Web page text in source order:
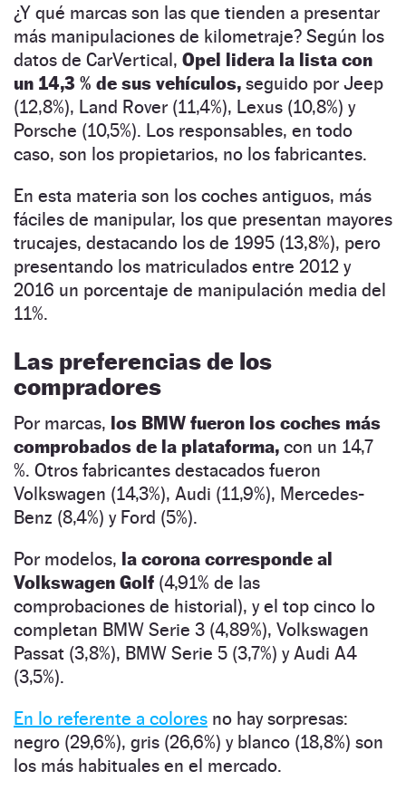
¿Y qué marcas son las que tienden a presentar
más manipulaciones de kilometraje? Según los
datos de CarVertical, Opel lidera la lista con
un 14,3 % de sus vehículos, seguido por Jeep
(12,8%), Land Rover (11,4%), Lexus (10,8%) y
Porsche (10,5%). Los responsables, en todo
caso, son los propietarios, no los fabricantes.
En esta materia son los coches antiguos, más
fáciles de manipular, los que presentan mayores
trucajes, destacando los de 1995 (13,8%), pero
presentando los matriculados entre 2012 y
2016 un porcentaje de manipulación media del
11%.
Las preferencias de los
compradores
Por marcas, los BMW fueron los coches más
comprobados de la plataforma, con un 14,7
%. Otros fabricantes destacados fueron
Volkswagen (14,3%), Audi (11,9%), Mercedes-
Benz (8,4%) y Ford (5%).
Por modelos, la corona corresponde al
Volkswagen Golf (4,91% de las
comprobaciones de historial), y el top cinco lo
completan BMW Serie 3 (4,89%), Volkswagen
Passat (3,8%), BMW Serie 5 (3,7%) y Audi A4
(3,5%).
En lo referente a colores no hay sorpresas:
negro (29,6%), gris (26,6%) y blanco (18,8%) son
los más habituales en el mercado.